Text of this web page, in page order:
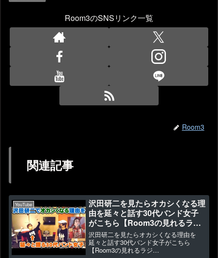
Room3のSNSリンク一覧
Room3
関連記事
YouTube
沢田研二を見たらオカシくなる理
由を延々と話す30代バンド女子
がこちら【Room3の見れるラジ
オ】 （ジュリ
ー TOKIO 花の首飾り 青い
鳥 恋のバッド・チューニング）
沢田研二を見たらオカシくなる理由を
延々と話す30代バンド女子がこちら
【Room3の見れるラジ